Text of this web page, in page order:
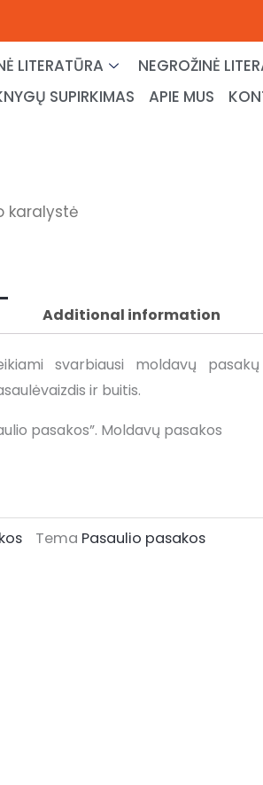
LITERATŪRA NEGROŽINĖ
SUPIRKIMAS
APIE MUS
karalystė
Additional information
svarbiausi moldavų
ir buitis.
pasakos”. Moldavų pasakos
Tema Pasaulio pasakos